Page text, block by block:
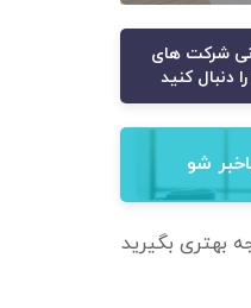
شرکت های
دنبال کنید
شو
بهتری بگیرید